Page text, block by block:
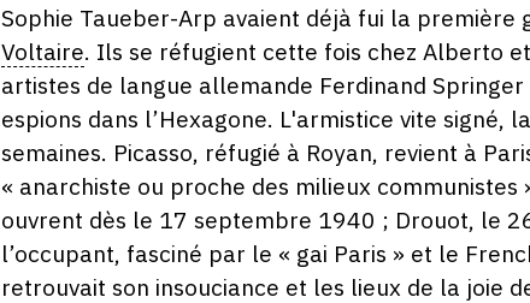
Sophie Taueber-Arp avaient déjà fui la
Voltaire. Ils se réfugient cette fois chez Alberto
artistes de langue allemande Ferdinand
espions dans l’Hexagone. L'armistice vite
semaines. Picasso, réfugié à Royan, revient à
« anarchiste ou proche des milieux
ouvrent dès le 17 septembre 1940 ; Drouot, le
l’occupant, fasciné par le « gai Paris » et le
retrouvait son insouciance et les lieux de la joie